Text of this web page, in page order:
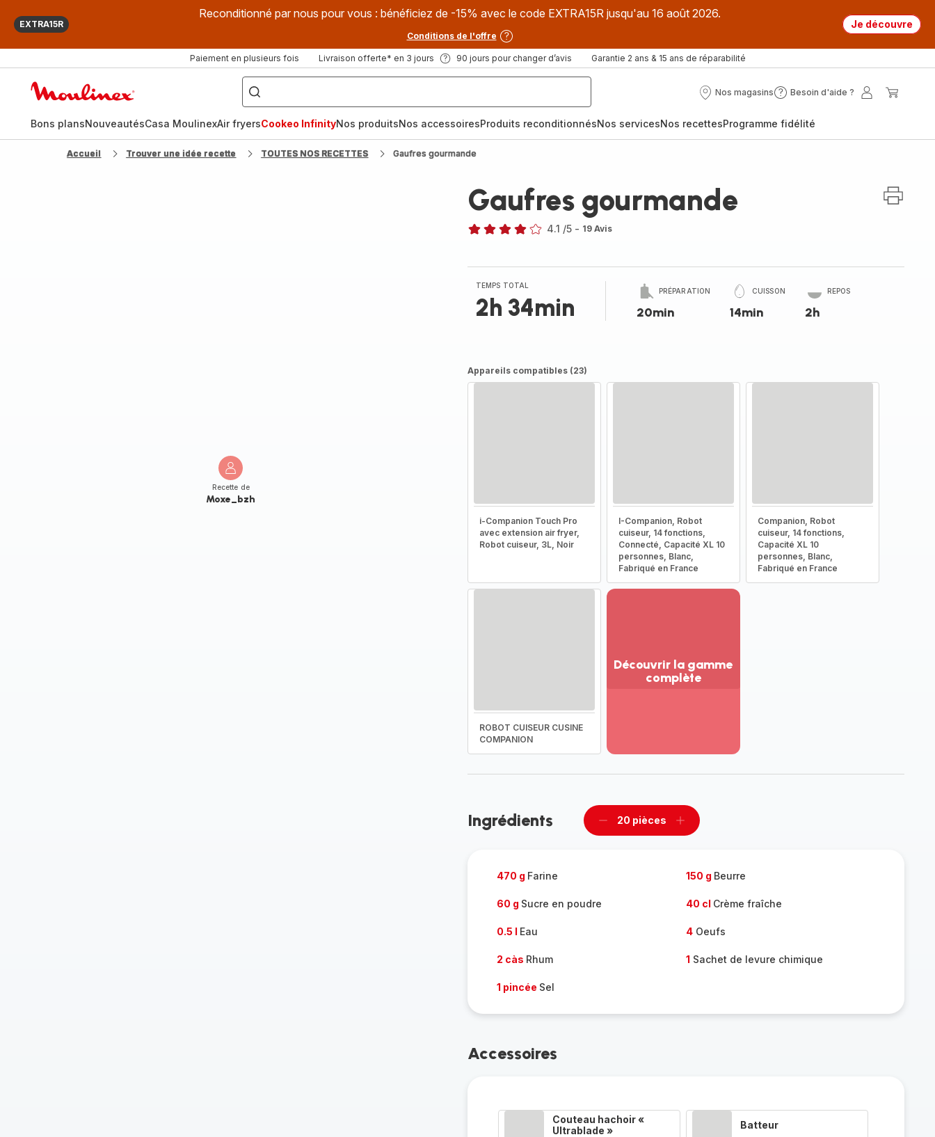
EXTRA15R
Reconditionné par nous pour vous : bénéficiez de -15% avec le code EXTRA15R jusqu'au 16 août 2026.
Conditions de l'offre
Je découvre
Paiement en plusieurs fois Livraison offerte* en 3 jours 90 jours pour changer d’avis Garantie 2 ans & 15 ans de réparabilité
["Que
recherchez-
vous
?",
fryer",
"Companion"]
Nos magasins
Nos
Besoin d'aide ?
Besoin
?
Mon
Bons plansNouveautésCasa MoulinexAir fryersCookeo InfinityNos produitsNos accessoiresProduits reconditionnésNos servicesNos recettesProgramme fidélité
Accueil Trouver une idée recette TOUTES NOS RECETTES Gaufres gourmande
Recette de
Moxe_bzh
Gaufres gourmande
4.1 /5 - 19 Avis
TEMPS TOTAL
2h 34min
PRÉPARATION
20min
CUISSON
14min
REPOS
2h
Appareils compatibles (23)
i-Companion Touch Pro
avec extension air fryer,
Robot cuiseur, 3L, Noir
I-Companion, Robot
cuiseur, 14 fonctions,
Connecté, Capacité XL 10
personnes, Blanc,
Fabriqué en France
Companion, Robot
cuiseur, 14 fonctions,
Capacité XL 10
personnes, Blanc,
Fabriqué en France
ROBOT CUISEUR CUSINE
COMPANION
Découvrir la gamme
complète
complète
Ingrédients
Supprimer
20 pièces
Ajouter
470 g Farine 150 g Beurre
60 g Sucre en poudre 40 cl Crème fraîche
0.5 l Eau 4Oeufs
2 càs Rhum 1 Sachet de levure chimique
1 pincée Sel
Accessoires
Couteau hachoir «
Ultrablade »
Batteur